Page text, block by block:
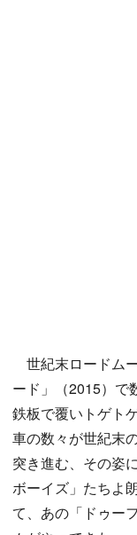
世紀末ロードム
ード」（2015）で
鉄板で覆いトゲト
車の数々が世紀末
突き進む、その姿
ボーイズ」たちよ
て、あの「ドゥー